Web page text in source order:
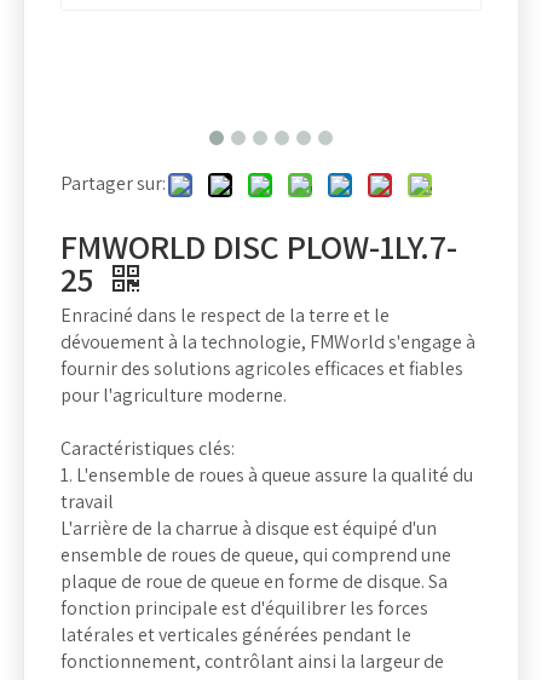
Partager sur:
FMWORLD DISC PLOW-1LY.7-
25
Enraciné dans le respect de la terre et le
dévouement à la technologie, FMWorld s'engage à
fournir des solutions agricoles efficaces et fiables
pour l'agriculture moderne.
Caractéristiques clés:
1. L'ensemble de roues à queue assure la qualité du
travail
L'arrière de la charrue à disque est équipé d'un
ensemble de roues de queue, qui comprend une
plaque de roue de queue en forme de disque. Sa
fonction principale est d'équilibrer les forces
latérales et verticales générées pendant le
fonctionnement, contrôlant ainsi la largeur de